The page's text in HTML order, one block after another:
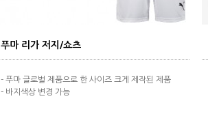
푸마 리가 저지/쇼츠
- 푸마 글로벌 제품으로 한 사이즈 크게 제작된 제품
- 바지색상 변경 가능